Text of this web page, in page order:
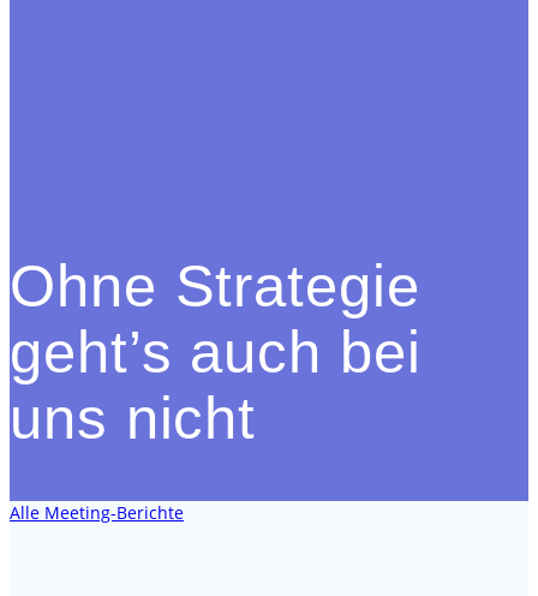
Ohne Strategie
geht’s auch bei
uns nicht
Alle Meeting-Berichte